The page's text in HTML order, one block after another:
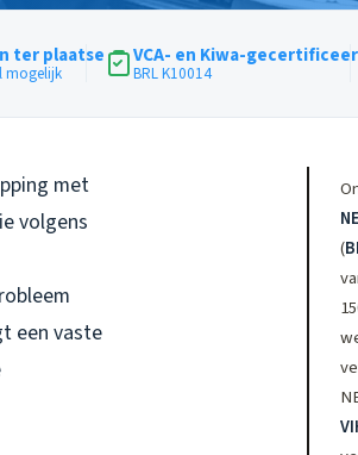
ter plaatse
mogelijk
VCA- en Kiwa-
BRL K10014
met
volgens
een vaste
(